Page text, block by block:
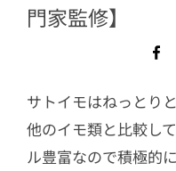
門家監修】
サトイモはねっとり
他のイモ類と比較し
ル豊富なので積極的